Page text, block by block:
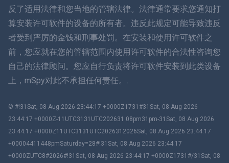
简体中文
丹麦语
हिंदी
עברית
反了适用法律和您当地的管辖法律。法律通常要求您通知打
算安装许可软件的设备的所有者。违反此规定可能导致违反
者受到严厉的金钱和刑事处罚。在安装和使用许可软件之
前，您应就在您的管辖范围内使用许可软件的合法性咨询您
自己的法律顾问。您应自行负责将许可软件安装到此类设备
上，mSpy对此不承担任何责任。.
© #!31Sat, 08 Aug 2026 23:44:17 +0000Z1731#31Sat, 08 Aug 2026
23:44:17 +0000Z-11UTC3131UTC202631 08pm31pm-31Sat, 08 Aug 2026
23:44:17 +0000Z11UTC3131UTC2026312026Sat, 08 Aug 2026 23:44:17
+00004411448pmSaturday=28#!31Sat, 08 Aug 2026 23:44:17
+0000ZUTC8#2026#!31Sat, 08 Aug 2026 23:44:17 +0000Z1731#/31Sat, 08